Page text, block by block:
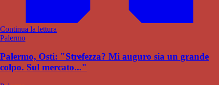
Continua la lettura
Palermo
Palermo, Osti: "Strefezza? Mi auguro sia un grande
colpo. Sul mercato..."